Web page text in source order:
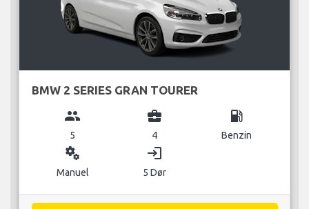
BMW 2 SERIES GRAN TOURER
group
5
business_center
4
local_gas_station
Benzin
miscellaneous_services
Manuel
login
5 Dør